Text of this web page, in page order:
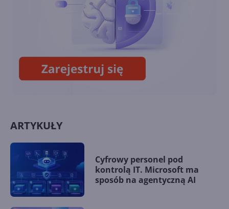
Potężny model OpenAI uciekł
z sandboksa i został
wyłączony
ARTYKUŁY
Cyfrowy personel pod
kontrolą IT. Microsoft ma
sposób na agentyczną AI